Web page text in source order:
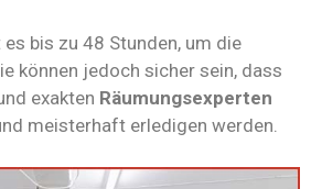
bis zu 48 Stunden, um die
können jedoch sicher sein, dass
exakten Räumungsexperten
meisterhaft erledigen werden.